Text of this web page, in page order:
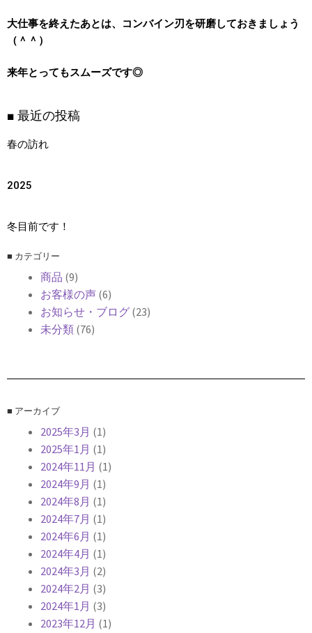
大仕事を終えたあとは、コンバイン刃を研磨しておきましょう
（＾＾）
来年とってもスムーズです◎
■ 最近の投稿
春の訪れ
2025
冬目前です！
■ カテゴリー
商品 (9)
お客様の声 (6)
お知らせ・ブログ (23)
未分類 (76)
■ アーカイブ
2025年3月 (1)
2025年1月 (1)
2024年11月 (1)
2024年9月 (1)
2024年8月 (1)
2024年7月 (1)
2024年6月 (1)
2024年4月 (1)
2024年3月 (2)
2024年2月 (3)
2024年1月 (3)
2023年12月 (1)